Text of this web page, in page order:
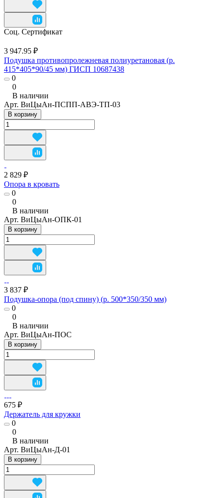
Соц. Сертификат
3 947.95 ₽
Подушка противопролежневая полиуретановая (р.
415*405*90/45 мм) ГИСП 10687438
0
0
В наличии
Арт. ВиЦыАн-ПСПП-АВЭ-ТП-03
В корзину
2 829 ₽
Опора в кровать
0
0
В наличии
Арт. ВиЦыАн-ОПК-01
В корзину
3 837 ₽
Подушка-опора (под спину) (р. 500*350/350 мм)
0
0
В наличии
Арт. ВиЦыАн-ПОС
В корзину
675 ₽
Держатель для кружки
0
0
В наличии
Арт. ВиЦыАн-Д-01
В корзину